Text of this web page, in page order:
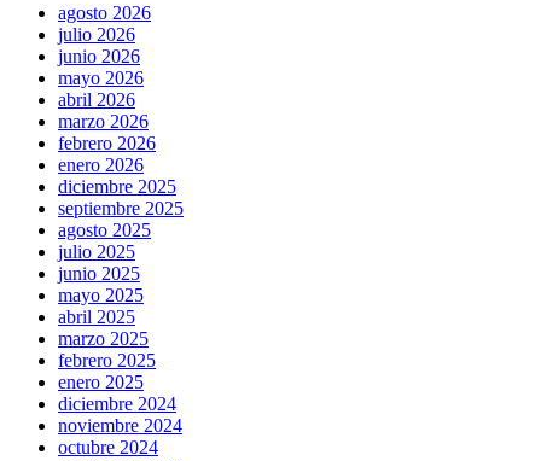
agosto 2026
julio 2026
junio 2026
mayo 2026
abril 2026
marzo 2026
febrero 2026
enero 2026
diciembre 2025
septiembre 2025
agosto 2025
julio 2025
junio 2025
mayo 2025
abril 2025
marzo 2025
febrero 2025
enero 2025
diciembre 2024
noviembre 2024
octubre 2024